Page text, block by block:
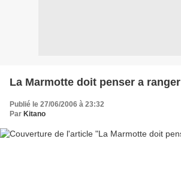
La Marmotte doit penser a
Publié le 27/06/2006 à 23:32
Par Kitano